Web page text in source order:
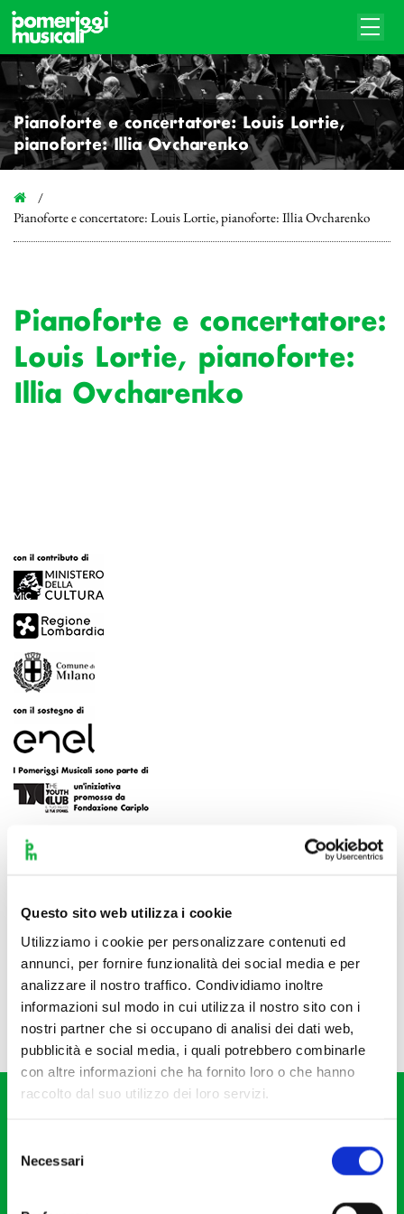
Questo sito web utilizza i cookie
Utilizziamo i cookie per personalizzare contenuti ed
annunci, per fornire funzionalità dei social media e per
analizzare il nostro traffico. Condividiamo inoltre
informazioni sul modo in cui utilizza il nostro sito con i
nostri partner che si occupano di analisi dei dati web,
pubblicità e social media, i quali potrebbero combinarle
con altre informazioni che ha fornito loro o che hanno
raccolto dal suo utilizzo dei loro servizi.
delNecessari
Pianoforte e concertatore: Louis Lortie,
pianoforte: Illia Ovcharenko
Pianoforte e concertatore: Louis Lortie, pianoforte: Illia Ovcharenko
Pianoforte e concertatore:
Louis Lortie, pianoforte:
Illia Ovcharenko